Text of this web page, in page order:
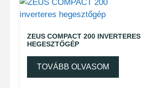
ZEUS COMPACT 200 INVERTERES
HEGESZTŐGÉP
TOVÁBB OLVASOM